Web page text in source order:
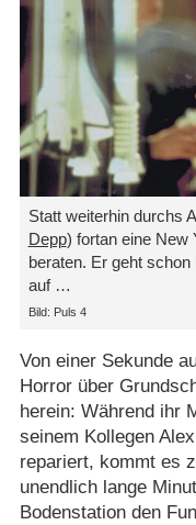
Statt weiterhin durchs
Depp) fortan eine New
beraten. Er geht
auf …
Bild: Puls 4
Von einer Sekunde
Horror über
herein: Während ihr
seinem Kollegen
repariert, kommt es
unendlich lange
Bodenstation den